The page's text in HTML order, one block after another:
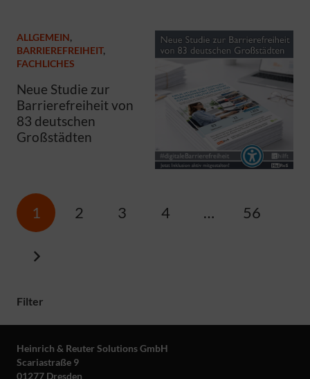
ALLGEMEIN,
BARRIEREFREIHEIT,
FACHLICHES
Neue Studie zur
Barrierefreiheit von
83 deutschen
Großstädten
1 2 3 4 … 56
Filter
Heinrich & Reuter Solutions GmbH
Scariastraße 9
01277 Dresden